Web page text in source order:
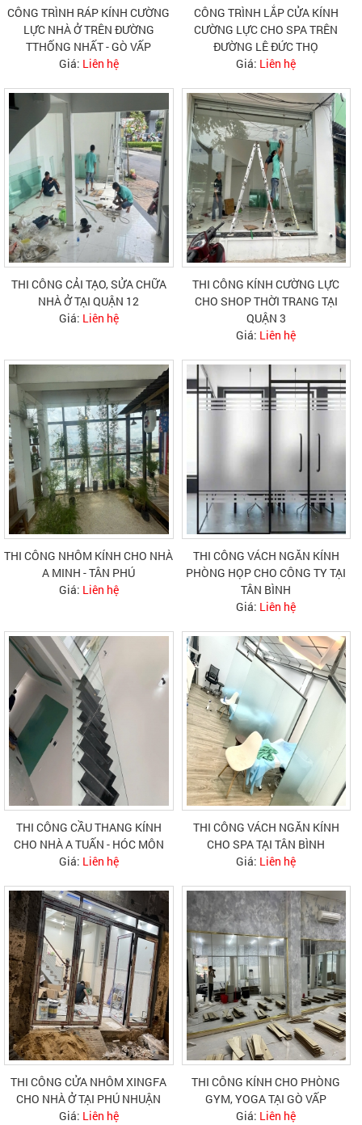
CÔNG TRÌNH RÁP KÍNH CƯỜNG
LỰC NHÀ Ở TRÊN ĐƯỜNG
TTHỐNG NHẤT - GÒ VẤP
Giá: Liên hệ
CÔNG TRÌNH LẮP CỬA KÍNH
CƯỜNG LỰC CHO SPA TRÊN
ĐƯỜNG LÊ ĐỨC THỌ
Giá: Liên hệ
THI CÔNG CẢI TẠO, SỬA CHỮA
NHÀ Ở TẠI QUẬN 12
Giá: Liên hệ
THI CÔNG KÍNH CƯỜNG LỰC
CHO SHOP THỜI TRANG TẠI
QUẬN 3
Giá: Liên hệ
THI CÔNG NHÔM KÍNH CHO NHÀ
A MINH - TÂN PHÚ
Giá: Liên hệ
THI CÔNG VÁCH NGĂN KÍNH
PHÒNG HỌP CHO CÔNG TY TẠI
TÂN BÌNH
Giá: Liên hệ
THI CÔNG CẦU THANG KÍNH
CHO NHÀ A TUẤN - HÓC MÔN
Giá: Liên hệ
THI CÔNG VÁCH NGĂN KÍNH
CHO SPA TẠI TÂN BÌNH
Giá: Liên hệ
THI CÔNG CỬA NHÔM XINGFA
CHO NHÀ Ở TẠI PHÚ NHUẬN
Giá: Liên hệ
THI CÔNG KÍNH CHO PHÒNG
GYM, YOGA TẠI GÒ VẤP
Giá: Liên hệ